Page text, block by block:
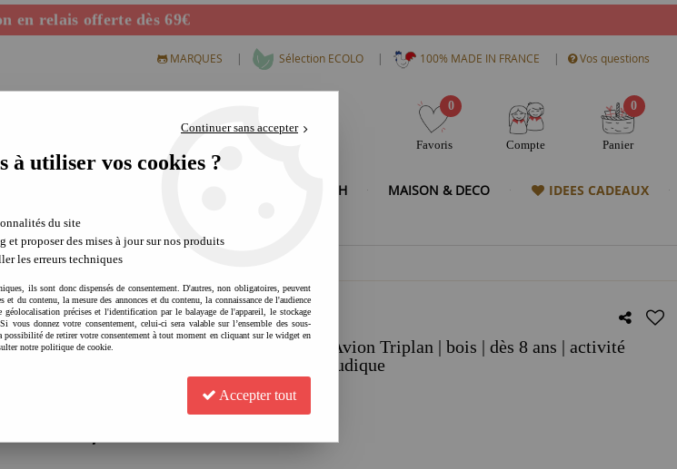
en relais offerte dès 69€
notre dépôt avant 14h
MARQUES | Sélection ECOLO | 100% MADE IN FRANCE | Vos questions
0
Favoris Compte
0
Panier
MODE & HIGH TECH MAISON & DECO IDEES CADEAUX
ROKR-ROBOTIME Maquette 3D - Avion Triplan | bois | dès 8 ans | activité
créative | patience et précision | 3D ludique
12,00€
Continuer sans accepter
à utiliser vos cookies ?
du site
et proposer des mises à jour sur nos produits
les erreurs techniques
ils sont donc dispensés de consentement. D'autres, non obligatoires, peuvent
et du contenu, la mesure des annonces et du contenu, la connaissance de l'audience
précises et l'identification par le balayage de l'appareil, le stockage
vous donnez votre consentement, celui-ci sera valable sur l’ensemble des sous-
possibilité de retirer votre consentement à tout moment en cliquant sur le widget en
notre politique de cookie.
Accepter tout